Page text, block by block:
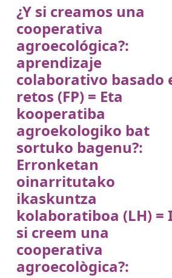
¿Y si creamos una
cooperativa
agroecológica?:
aprendizaje
colaborativo basado
retos (FP) = Eta
kooperatiba
agroekologiko bat
sortuko bagenu?:
Erronketan
oinarritutako
ikaskuntza
kolaboratiboa (LH) =
si creem una
cooperativa
agroecològica?: